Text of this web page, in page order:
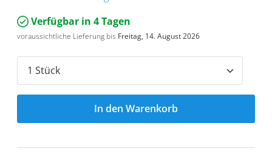
Verfügbar in 4 Tagen
voraussichtliche Lieferung bis Freitag, 14. August 2026
In den Warenkorb